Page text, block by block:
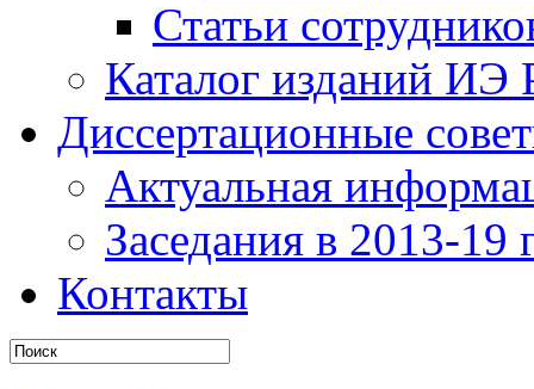
Статьи
Каталог изданий ИЭ
Диссертационные
Актуальная
Заседания в 2013-19
Контакты